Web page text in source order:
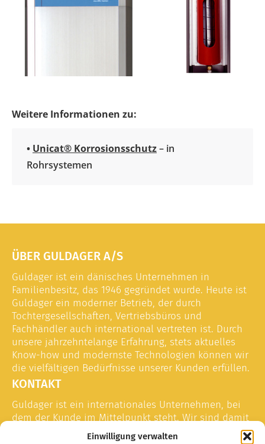
Einwilligung verwalten
Weitere Informationen zu:
• Unicat® Korrosionsschutz– in
Rohrsystemen
ÜBER GULDAGER A/S
Guldager ist ein dänisches Unternehmen in
Familienbesitz, das 1946 gegründet wurde. Heute ist
Guldager ein moderner Betrieb, der durch
Tochtergesellschaften, Vertriebsbüros und
Fachhändler auch international vertreten ist. Durch
unsere jahrzehntelange Erfahrung, stets aktuelles
Know-how und modernste Technologien können wir
die vielfältigen Bedürfnisse unserer Kunden erfüllen.
KONTAKT
Guldager ist ein internationales Unternehmen, bei
dem der Kunde im Mittelpunkt steht. Wir sind damit
vertraut, unsere Kunden weltweit mit Service und